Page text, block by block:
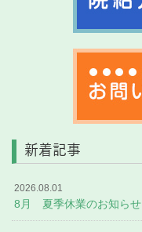
新着記事
2026.08.01
8月 夏季休業のお知らせ